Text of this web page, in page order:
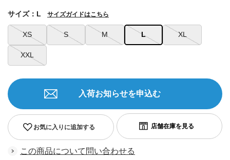
XS S M L XL
XXL
サイズ：L サイズガイドはこちら
お気に入りに追加する
入荷お知らせを申込む
この商品について問い合わせる